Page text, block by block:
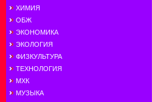
ХИМИЯ
ОБЖ
ЭКОНОМИКА
ЭКОЛОГИЯ
ФИЗКУЛЬТУРА
ТЕХНОЛОГИЯ
МХК
МУЗЫКА